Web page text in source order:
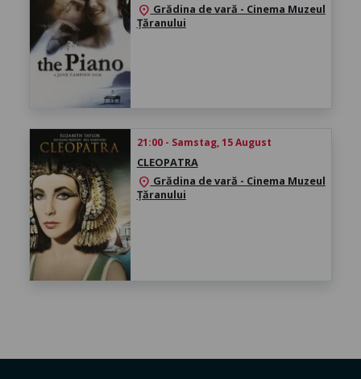
location_on Grădina de vară - Cinema Muzeul
Țăranului
21:00 - Samstag, 15 August
CLEOPATRA
location_on Grădina de vară - Cinema Muzeul
Țăranului